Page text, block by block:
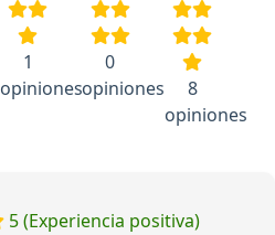
1
opiniones
0
opiniones
8
opiniones
5 (Experiencia positiva)